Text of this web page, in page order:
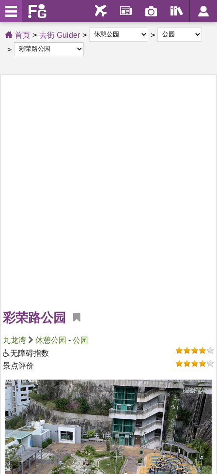
首页 去街 Guider
彩荣路公园
九龙湾 休憩公园 - 公园
无障碍指数
景点评价